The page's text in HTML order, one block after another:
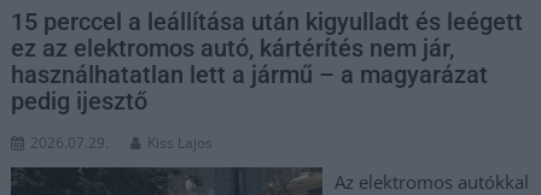
15 perccel a leállítása után kigyulladt és leégett
ez az elektromos autó, kártérítés nem jár,
használhatatlan lett a jármű – a magyarázat
pedig ijesztő
2026.07.29. Kiss Lajos
Az elektromos autókkal